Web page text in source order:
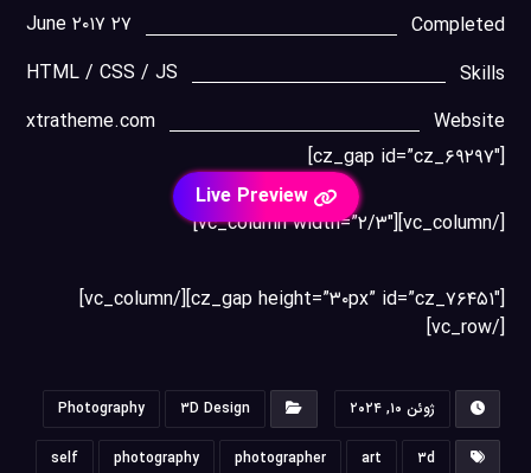
Completed
۲۷ June ۲۰۱۷
Skills
HTML / CSS / JS
Website
xtratheme.com
[cz_gap id=”cz_۶۹۲۹۷″]
Live Preview
[/vc_column][vc_column width=”۲/۳″]
[cz_gap height=”۳۰px” id=”cz_۷۶۴۵۱″][/vc_column]
[/vc_row]
ژوئن ۱۰, ۲۰۲۴ ۳D Design Photography
۳d art
photographer
photography
self